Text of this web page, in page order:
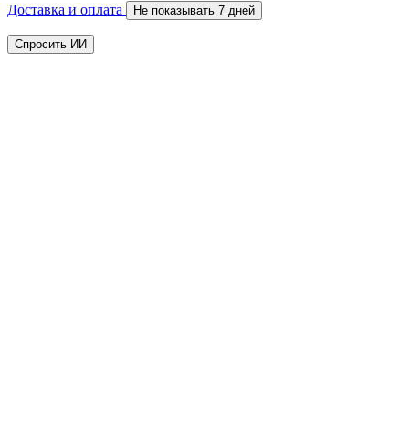
Доставка и оплата Не показывать 7 дней
Спросить ИИ